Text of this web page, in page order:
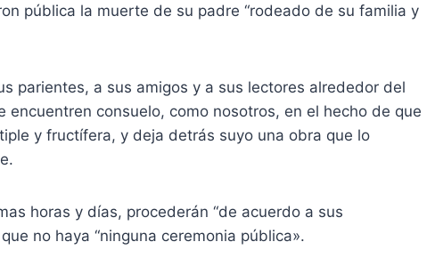
pública la muerte de su padre “rodeado de su familia y
parientes, a sus amigos y a sus lectores alrededor del
encuentren consuelo, como nosotros, en el hecho de que
y fructífera, y deja detrás suyo una obra que lo
horas y días, procederán “de acuerdo a sus
no haya “ninguna ceremonia pública».